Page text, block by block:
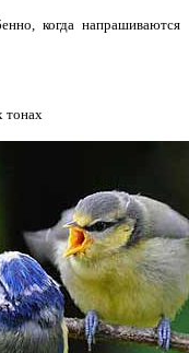
когда напрашиваются
тонах